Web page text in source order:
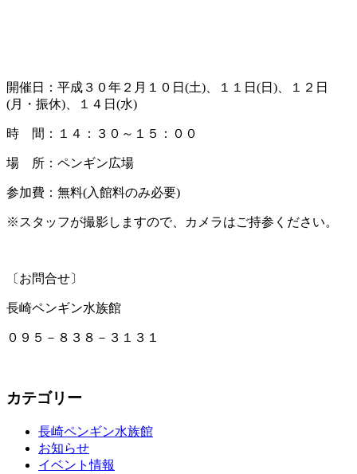
開催日：平成３０年２月１０日(土)、１１日(日)、１２日
(月・振休)、１４日(水)
時 間：１４：３０～１５：００
場 所：ペンギン広場
参加費：無料(入館料のみ必要)
※スタッフが撮影しますので、カメラはご持参ください。
〔お問合せ〕
長崎ペンギン水族館
０９５－８３８－３１３１
カテゴリー
長崎ペンギン水族館
お知らせ
イベント情報